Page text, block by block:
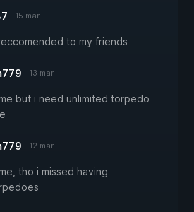
15 mar
to my friends
13 mar
but i need unlimited torpedo
12 mar
tho i missed having